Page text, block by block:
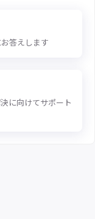
答えします
に向けてサポート